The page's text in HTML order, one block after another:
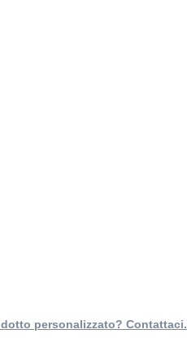
personalizzato? Contattaci.